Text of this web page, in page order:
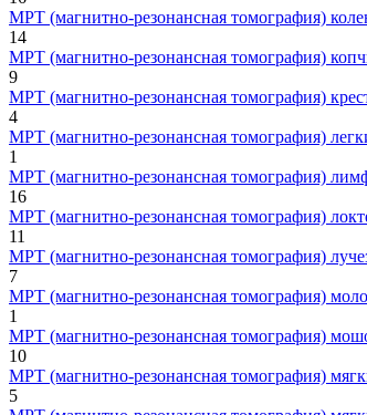
МРТ (магнитно-резонансная томография)
14
МРТ (магнитно-резонансная томография)
9
МРТ (магнитно-резонансная томография)
4
МРТ (магнитно-резонансная томография)
1
МРТ (магнитно-резонансная томография)
16
МРТ (магнитно-резонансная томография)
11
МРТ (магнитно-резонансная томография)
7
МРТ (магнитно-резонансная томография)
1
МРТ (магнитно-резонансная томография)
10
МРТ (магнитно-резонансная томография)
5